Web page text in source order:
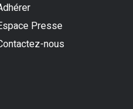
Presse
nous